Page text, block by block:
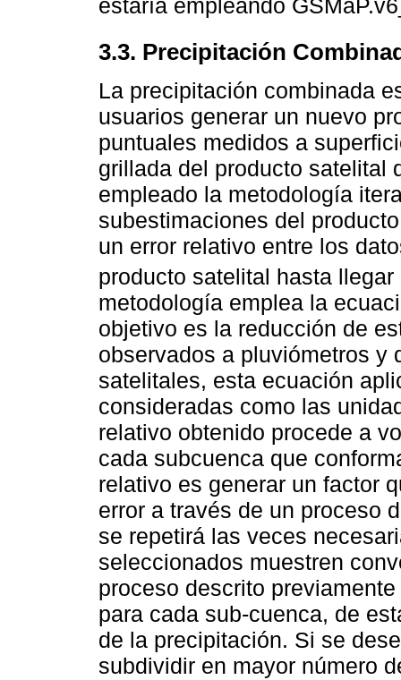
estaría empleando
3.3. Precipitación
La precipitación combinada
usuarios generar un nuevo
puntuales medidos a
grillada del producto satelital
empleado la metodología
subestimaciones del
un error relativo entre los
producto satelital hasta
metodología emplea la
objetivo es la reducción de
observados a pluviómetros y
satelitales, esta ecuación
consideradas como las
relativo obtenido procede a
cada subcuenca que
relativo es generar un factor
error a través de un proceso
se repetirá las veces
seleccionados muestren
proceso descrito
para cada sub-cuenca, de
de la precipitación. Si se
subdividir en mayor número